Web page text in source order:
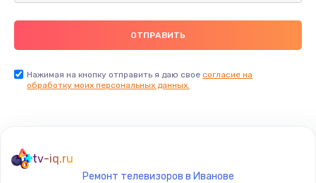
Не видит флешку
400 руб.
Заказать
Нажимая на кнопку отправить я даю свое согласие на
обработку моих персональных данных.
tv-iq.ru
Ремонт телевизоров в Иванове